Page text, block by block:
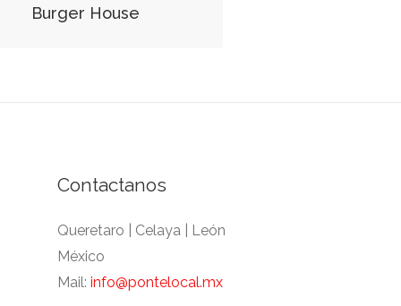
Burger House
Contactanos
Queretaro | Celaya | León
México
Mail: info@pontelocal.mx